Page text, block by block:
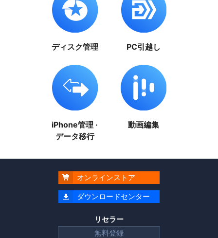
ディスク管理 PC引越し
iPhone管理 ·
データ移行
動画編集
 オンラインストア
 ダウンロードセンター
リセラー
無料登録